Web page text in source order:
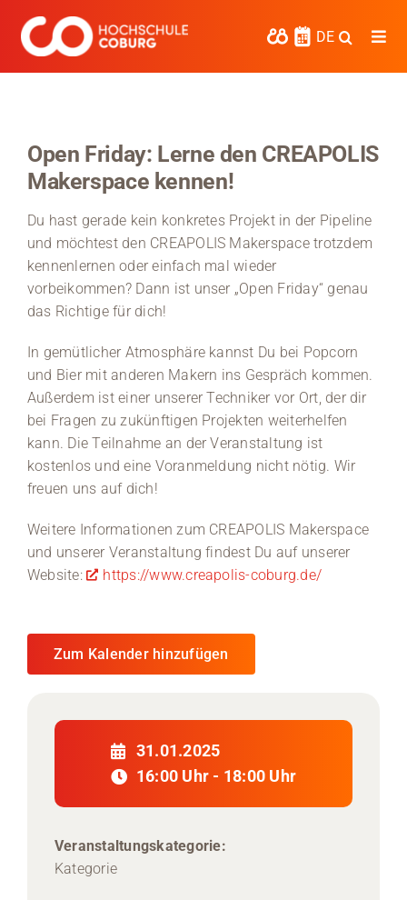
Inhalt
springen
DE
Kooperieren
Hochschule Coburg
Regionalentwicklung
Entdecke die Region
Informationen für …
Kontakt
Medien
Stellenangebote
News
Veranstaltungen
Open Friday: Lerne den CREAPOLIS
Makerspace kennen!
Du hast gerade kein konkretes Projekt in der Pipeline
und möchtest den CREAPOLIS Makerspace trotzdem
kennenlernen oder einfach mal wieder
vorbeikommen? Dann ist unser „Open Friday“ genau
das Richtige für dich!
In gemütlicher Atmosphäre kannst Du bei Popcorn
und Bier mit anderen Makern ins Gespräch kommen.
Außerdem ist einer unserer Techniker vor Ort, der dir
bei Fragen zu zukünftigen Projekten weiterhelfen
kann. Die Teilnahme an der Veranstaltung ist
kostenlos und eine Voranmeldung nicht nötig. Wir
freuen uns auf dich!
Weitere Informationen zum CREAPOLIS Makerspace
und unserer Veranstaltung findest Du auf unserer
Website:
https://www.creapolis-coburg.de/
Zum Kalender hinzufügen
31.01.2025
16:00 Uhr - 18:00 Uhr
Veranstaltungskategorie:
Kategorie